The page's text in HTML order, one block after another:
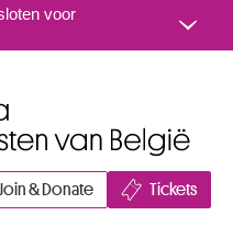
inhoud
voor
Join & Donate Tickets